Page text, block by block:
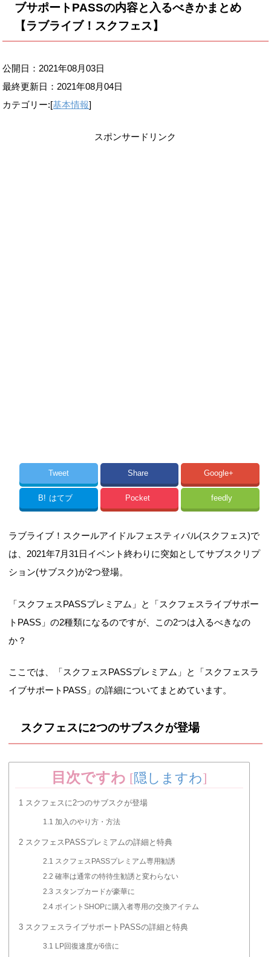
ブサポートPASSの内容と入るべきかまとめ
【ラブライブ！スクフェス】
公開日：2021年08月03日
最終更新日： 2021年08月04日
カテゴリー:[基本情報]
スポンサードリンク
Tweet Share Google+
B! はてブ Pocket feedly
ラブライブ！スクールアイドルフェスティバル(スクフェス)で
は、2021年7月31日イベント終わりに突如としてサブスクリプ
ション(サブスク)が2つ登場。
「スクフェスPASSプレミアム」と「スクフェスライブサポー
トPASS」の2種類になるのですが、この2つは入るべきなの
か？
ここでは、「スクフェスPASSプレミアム」と「スクフェスラ
イブサポートPASS」の詳細についてまとめています。
スクフェスに2つのサブスクが登場
目次ですわ [隠しますわ]
1 スクフェスに2つのサブスクが登場
1.1 加入のやり方・方法
2 スクフェスPASSプレミアムの詳細と特典
2.1 スクフェスPASSプレミアム専用勧誘
2.2 確率は通常の特待生勧誘と変わらない
2.3 スタンプカードが豪華に
2.4ポイントSHOPに購入者専用の交換アイテム
3 スクフェスライブサポートPASSの詳細と特典
3.1 LP回復速度が6倍に